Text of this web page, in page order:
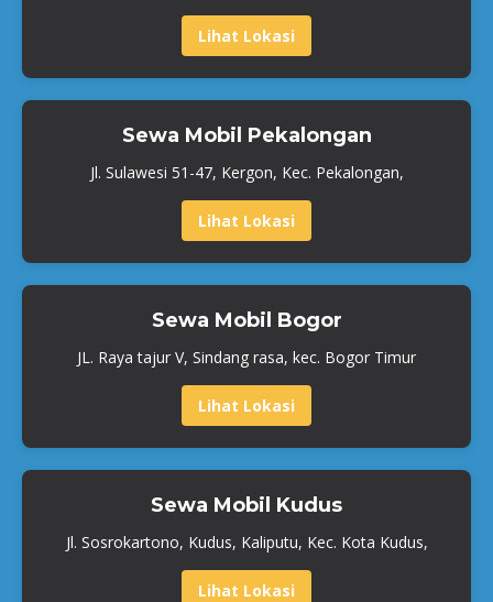
Lihat Lokasi
Sewa Mobil Pekalongan
Jl. Sulawesi 51-47, Kergon, Kec. Pekalongan,
Lihat Lokasi
Sewa Mobil Bogor
JL. Raya tajur V, Sindang rasa, kec. Bogor Timur
Lihat Lokasi
Sewa Mobil Kudus
Jl. Sosrokartono, Kudus, Kaliputu, Kec. Kota Kudus,
Lihat Lokasi